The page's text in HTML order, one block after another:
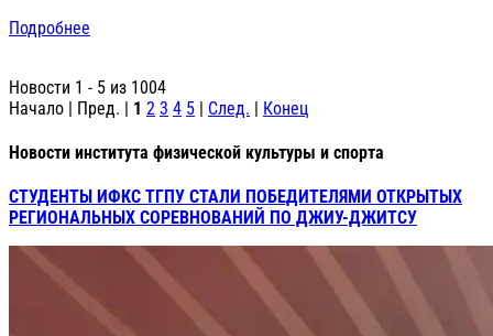
Подробнее
Новости 1 - 5 из 1004
Начало | Пред. | 1 2 3 4 5 | След. | Конец
Новости института физической культуры и спорта
СТУДЕНТЫ ИФКС ТГПУ СТАЛИ ПОБЕДИТЕЛЯМИ ОТКРЫТЫХ
РЕГИОНАЛЬНЫХ СОРЕВНОВАНИЙ ПО ДЖИУ-ДЖИТСУ